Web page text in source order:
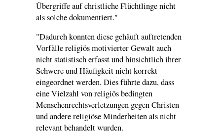
Übergriffe auf christliche Flüchtlinge nicht
als solche dokumentiert."
"Dadurch konnten diese gehäuft auftretenden
Vorfälle religiös motivierter Gewalt auch
nicht statistisch erfasst und hinsichtlich ihrer
Schwere und Häufigkeit nicht korrekt
eingeordnet werden. Dies führte dazu, dass
eine Vielzahl von religiös bedingten
Menschenrechtsverletzungen gegen Christen
und andere religiöse Minderheiten als nicht
relevant behandelt wurden.